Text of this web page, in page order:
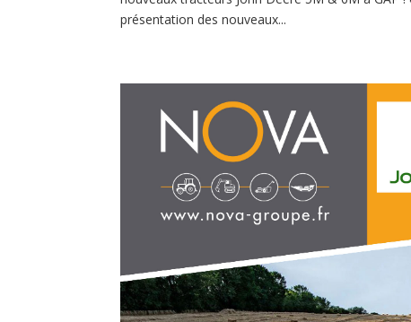
présentation des nouveaux...